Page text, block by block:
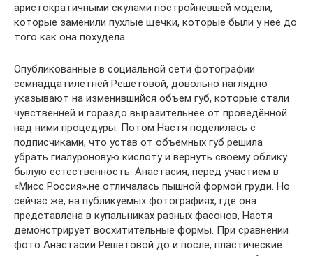
аристократичными скулами постройневшей модели,
которые заменили пухлые щечки, которые были у неё до
того как она похудела.
Опубликованные в социальной сети фотографии
семнадцатилетней Решетовой, довольно наглядно
указывают на изменившийся объем губ, которые стали
чувственней и гораздо выразительнее от проведённой
над ними процедуры. Потом Настя поделилась с
подписчиками, что устав от объемных губ решила
убрать гиалуроновую кислоту и вернуть своему облику
былую естественность. Анастасия, перед участием в
«Мисс Россия»,не отличалась пышной формой груди. Но
сейчас же, на публикуемых фотографиях, где она
представлена в купальниках разных фасонов, Настя
демонстрирует восхитительные формы. При сравнении
фото Анастасии Решетовой до и после, пластические